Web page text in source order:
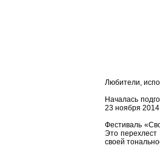
Любители,
Началась
23 ноября
Фестиваль
Это
своей